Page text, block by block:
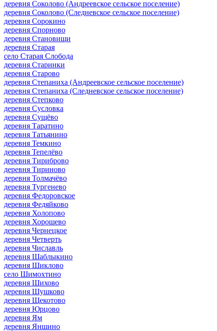
деревня Соколово (Андреевское сельское поселение)
деревня Соколово (Следневское сельское поселение)
деревня Сорокино
деревня Спорново
деревня Становищи
деревня Старая
село Старая Слобода
деревня Старинки
деревня Старово
деревня Степаниха (Андреевское сельское поселение)
деревня Степаниха (Следневское сельское поселение)
деревня Степково
деревня Сусловка
деревня Сущёво
деревня Таратино
деревня Татьянино
деревня Темкино
деревня Тепелёво
деревня Тириброво
деревня Тириново
деревня Толмачёво
деревня Тургенево
деревня Федоровское
деревня Федяйково
деревня Холопово
деревня Хорошево
деревня Чернецкое
деревня Четверть
деревня Числавль
деревня Шаблыкино
деревня Шиклово
село Шимохтино
деревня Шихово
деревня Шушково
деревня Щекотово
деревня Юрцово
деревня Ям
деревня Яншино